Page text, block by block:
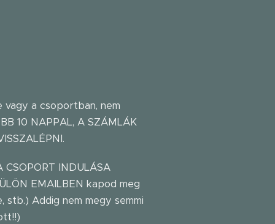
vagy a csoportban, nem
10 NAPPAL, A SZÁMLÁK
CSOPORT INDULÁSA
EMAILBEN kapod meg
stb.) Addig nem megy semmi